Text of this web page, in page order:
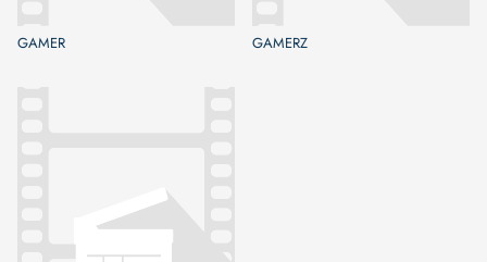
GAMER GAMERZ